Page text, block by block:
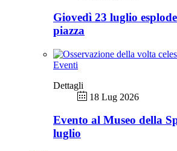
Giovedì 23 luglio
piazza
Eventi
Dettagli
18 Lug 2026
Evento al Museo della
luglio